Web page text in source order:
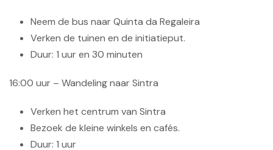
Neem de bus naar Quinta da Regaleira
Verken de tuinen en de initiatieput.
Duur: 1 uur en 30 minuten
16:00 uur – Wandeling naar Sintra
Verken het centrum van Sintra
Bezoek de kleine winkels en cafés.
Duur: 1 uur